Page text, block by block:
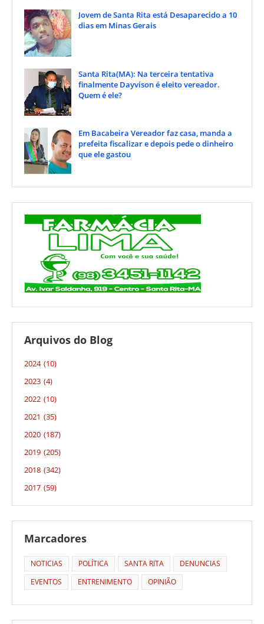
Jovem de Santa Rita está Desaparecido a 10
dias em Minas Gerais
Santa Rita(MA): Na terceira tentativa
finalmente Dayvison é eleito vereador.
Quem é ele?
Em Bacabeira Vereador faz casa, manda a
prefeita fiscalizar e depois pede o dinheiro
que ele gastou
Arquivos do Blog
2024 (10)
2023 (4)
2022 (10)
2021 (35)
2020 (187)
2019 (205)
2018 (342)
2017 (59)
Marcadores
NOTICIAS POLÍTICA SANTA RITA
DENUNCIAS
EVENTOS
ENTRENIMENTO OPINIÃO